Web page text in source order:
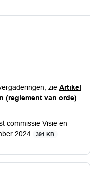
zie Artikel
(reglement van orde)
commissie Visie en
2024
391 KB